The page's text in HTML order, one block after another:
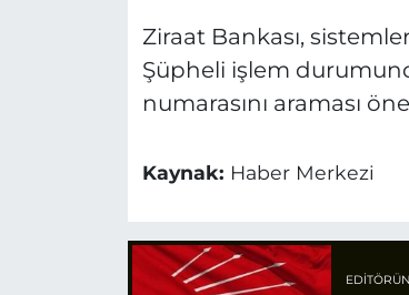
Ziraat Bankası,
Şüpheli işlem
numarasını araması
Kaynak: Haber Merkezi